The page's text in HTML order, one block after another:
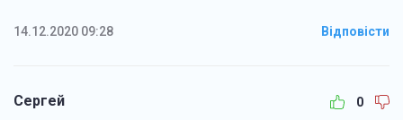
14.12.2020 09:28 Відповісти
Сергей 0